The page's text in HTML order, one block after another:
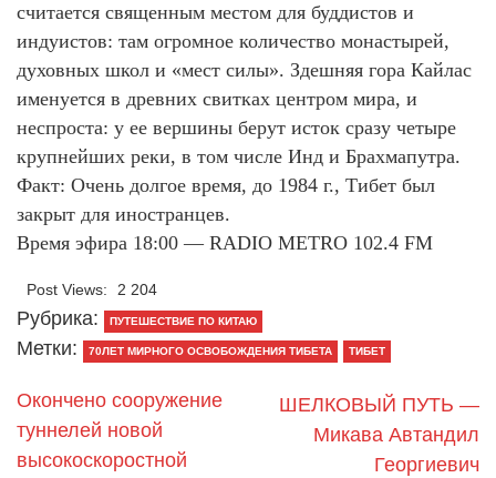
считается священным местом для буддистов и
индуистов: там огромное количество монастырей,
духовных школ и «мест силы». Здешняя гора Кайлас
именуется в древних свитках центром мира, и
неспроста: у ее вершины берут исток сразу четыре
крупнейших реки, в том числе Инд и Брахмапутра.
Факт: Очень долгое время, до 1984 г., Тибет был
закрыт для иностранцев.
Время эфира 18:00 — RADIO METRO 102.4 FM
Post Views: 2 204
Рубрика: ПУТЕШЕСТВИЕ ПО КИТАЮ
Метки: 70ЛЕТ МИРНОГО ОСВОБОЖДЕНИЯ ТИБЕТА ТИБЕТ
Окончено сооружение
туннелей новой
высокоскоростной
ШЕЛКОВЫЙ ПУТЬ —
Микава Автандил
Георгиевич